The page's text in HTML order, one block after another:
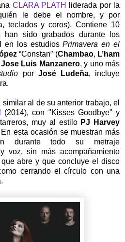
CLARA PLATH
liderada por la
le debe el nombre, y por
teclados y coros). Contiene 10
sido grabados durante los
en los estudiosPrimavera en el
“Constan” (Chambao, L’ham
Jose Luis Manzanero, y uno más
por José Ludeña, incluye
al de su anterior trabajo, el
(2014), con "Kisses Goodbye" y
muy al estilo PJ Harvey
esta ocasión se muestran más
durante todo su metraje
voz, sin más acompañamiento
abre y que concluye el disco
cerrando el círculo con una